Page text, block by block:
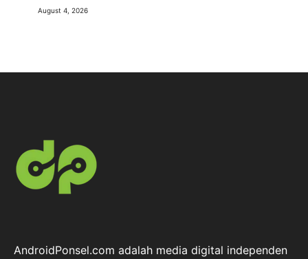
August 4, 2026
AndroidPonsel.com adalah media digital independen